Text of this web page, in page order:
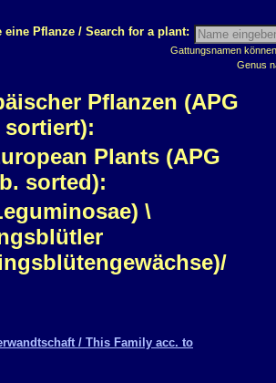
eine Pflanze / Search for a plant:
Gattungsnamen
Genus
Pflanzen (APG
sortiert):
Plants (APG
sorted):
\
/ This Family acc. to